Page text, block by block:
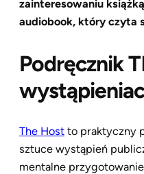
zainteresowaniu
audiobook, który czyta
Podręcznik
The Host to praktyczny
sztuce wystąpień
mentalne